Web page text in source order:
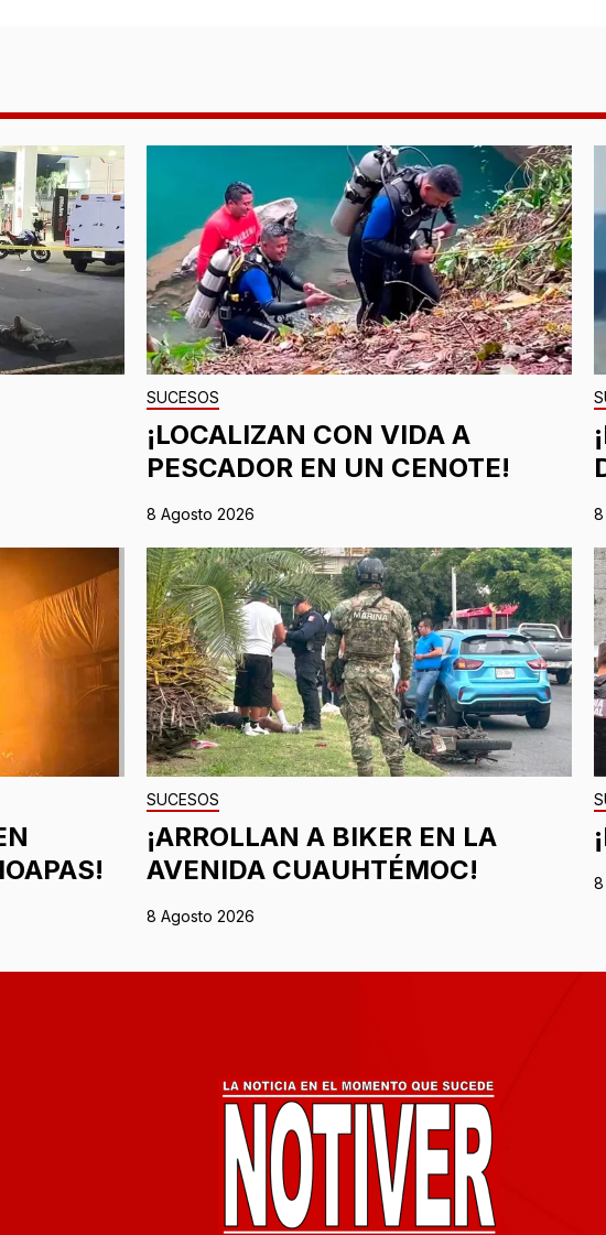
SUCESOS
¡LOCALIZAN CON VIDA A
PESCADOR EN UN CENOTE!
8 Agosto 2026
SUCESOS
¡ARROLLAN A BIKER EN LA
AVENIDA CUAUHTÉMOC!
8 Agosto 2026